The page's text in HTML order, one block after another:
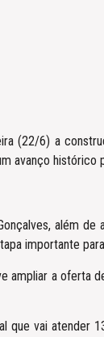
(22/6) a
avanço
além
importante
ampliar a
que vai